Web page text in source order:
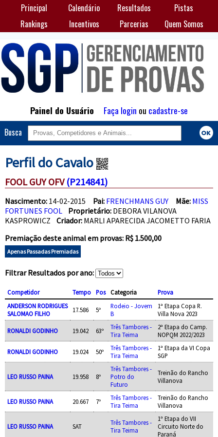
Principal Calendário Resultados
Pistas
Rankings
Incentivos Parcerias Quem Somos
Painel do Usuário Faça login ou cadastre-se
Busca
Perfil do Cavalo
FOOL GUY OFV(P214841)
Nascimento: 14-02-2015 Pai: FRENCHMANS GUY Mãe: MISS
FORTUNES FOOL
Proprietário: DEBORA VILANOVA
KASPROWICZ Criador: MARLI APARECIDA JACOMETTO FARIA
Premiação deste animal em provas: R$ 1.500,00
Apenas Passadas Premiadas
Filtrar Resultados por ano:
Competidor Tempo Pos Categoria
Prova
ANDERSON RODRIGUES
SALOMAO FILHO
17.586 5º
Rodeio - Jovem
B
1ª Etapa Copa R.
Villa Nova 2023
RONALDI GODINHO 19.042 63º
Três Tambores -
Tira Teima
2ª Etapa do Camp.
NOPQM 2022/2023
RONALDI GODINHO 19.024 50º
Três Tambores -
Tira Teima
1ª Etapa da VI Copa
SGP
LEO RUSSO PAINA 19.958 8º
Três Tambores -
Potro do
Futuro
Treinão do Rancho
Villanova
LEO RUSSO PAINA 20.667 7º
Três Tambores -
Tira Teima
Treinão do Rancho
Villanova
LEO RUSSO PAINA SAT
Três Tambores -
Tira Teima
1ª Etapa do VII
Circuito Norte do
Paraná